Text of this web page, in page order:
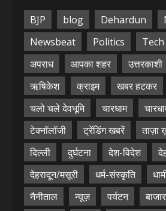
BJP blog Dehardun
Newsbeat
Politics Tech
अपराध
आपका शहर उत्तरकाशी
ऋषिकेश
क्राइम खबर हटकर
चलो चले देवभूमि
चारधाम
टेक्नॉलॉजी
ट्रेंडिंग खबरें ताज़ा
दिल्ली
दुर्घटना देश-विदेश
देहरादून/मसूरी
धर्म-संस्कृति
नैनीताल
न्यूज़ पर्यटन बाजार